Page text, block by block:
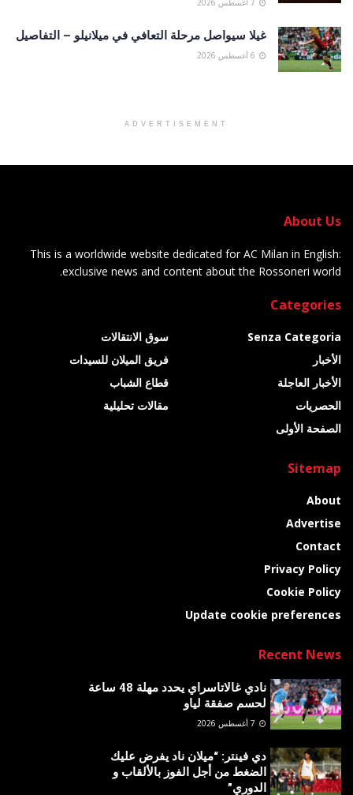
غيلا سيواصل مرحلة التعافي في ميلانيلو – التفاصيل
ADVERTISEMENT
About Us
This is a worldwide website dedicated for AC Milan in English:
exclusive news and content about the Rossoneri world.
Categories
Senza Categoria
الأخبار
الأخبار العاجلة
الحصريات
الصفحة الأولى
سوق الانتقالات
فريق الميلان للسيدات
قطاع الشباب
مقالات تحليلية
Sitemap
About
Advertise
Contact
Privacy Policy
Cookie Policy
Update cookie preferences
Recent News
نادي غالاتاسراي يحدد مهلة 48 ساعة
لحسم صفقة لياو
دي فينتر: “ميلان ناد يفرض عليك
الضغط من أجل الفوز بالألقاب و
الدوري”